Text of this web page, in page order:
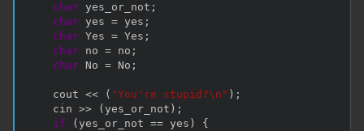
char yes_or_not ;
char yes = yes ;
char Yes = Yes ;
char no = no ;
char No = No ;
    cout
<< ( "You're stupid?\n" ) ;
    cin
>> ( yes_or_not ) ;
if
( yes_or_not == yes )
{